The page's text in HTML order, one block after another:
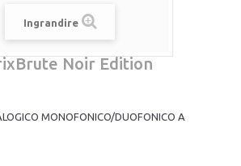
Ingrandire
Noir Edition
MONOFONICO/DUOFONICO A